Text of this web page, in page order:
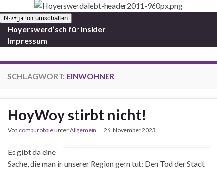
Navigation umschalten
Start
Hoyerswerd’sch für Insider
Impressum
SCHLAGWORT: EINWOHNER
HoyWoy stirbt nicht!
Von compurobbieunterAllgemein 26. November 2023
Es gibt da eine
Sache, die man in unserer Region gern tut: Den Tod der Stadt